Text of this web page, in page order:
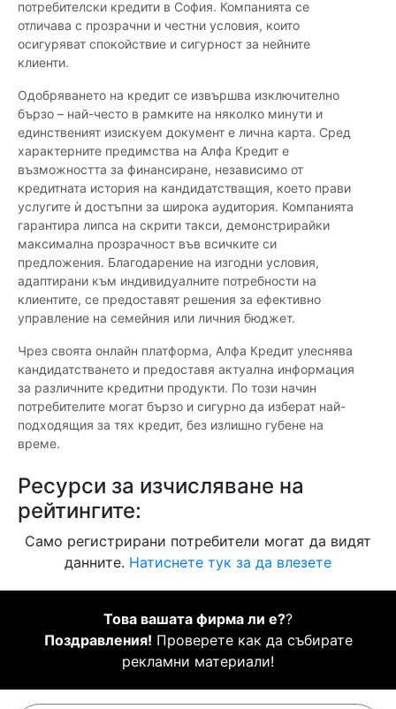
потребителски кредити в София. Компанията се
отличава с прозрачни и честни условия, които
осигуряват спокойствие и сигурност за нейните
клиенти.
Одобряването на кредит се извършва изключително
бързо – най-често в рамките на няколко минути и
единственият изискуем документ е лична карта. Сред
характерните предимства на Алфа Кредит е
възможността за финансиране, независимо от
кредитната история на кандидатстващия, което прави
услугите ѝ достъпни за широка аудитория. Компанията
гарантира липса на скрити такси, демонстрирайки
максимална прозрачност във всичките си
предложения. Благодарение на изгодни условия,
адаптирани към индивидуалните потребности на
клиентите, се предоставят решения за ефективно
управление на семейния или личния бюджет.
Чрез своята онлайн платформа, Алфа Кредит улеснява
кандидатстването и предоставя актуална информация
за различните кредитни продукти. По този начин
потребителите могат бързо и сигурно да изберат най-
подходящия за тях кредит, без излишно губене на
време.
Ресурси за изчисляване на
рейтингите:
Само регистрирани потребители могат да видят
данните. Натиснете тук за да влезете
Това вашата фирма ли е??
Поздравления! Проверете как да събирате
рекламни материали!